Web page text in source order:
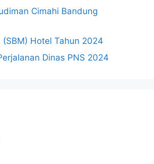
Cimahi Bandung
(SBM) Hotel Tahun 2024
Dinas PNS 2024